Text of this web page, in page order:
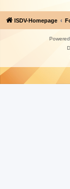
ISDV-Homepage